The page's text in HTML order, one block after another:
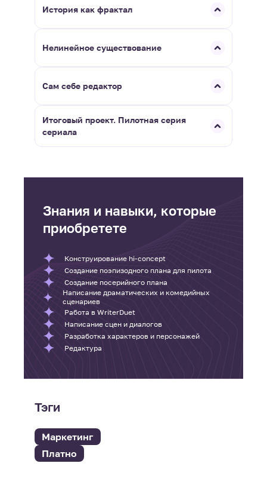
История как фрактал
Нелинейное существование
Сам себе редактор
Итоговый проект. Пилотная серия
сериала
Знания и навыки, которые
приобретете
Конструирование hi-concept
Создание поэпизодного плана для пилота
Создание посерийного плана
Написание драматических и комедийных
сценариев
Работа в WriterDuet
Написание сцен и диалогов
Разработка характеров и персонажей
Редактура
Тэги
Маркетинг
Платно